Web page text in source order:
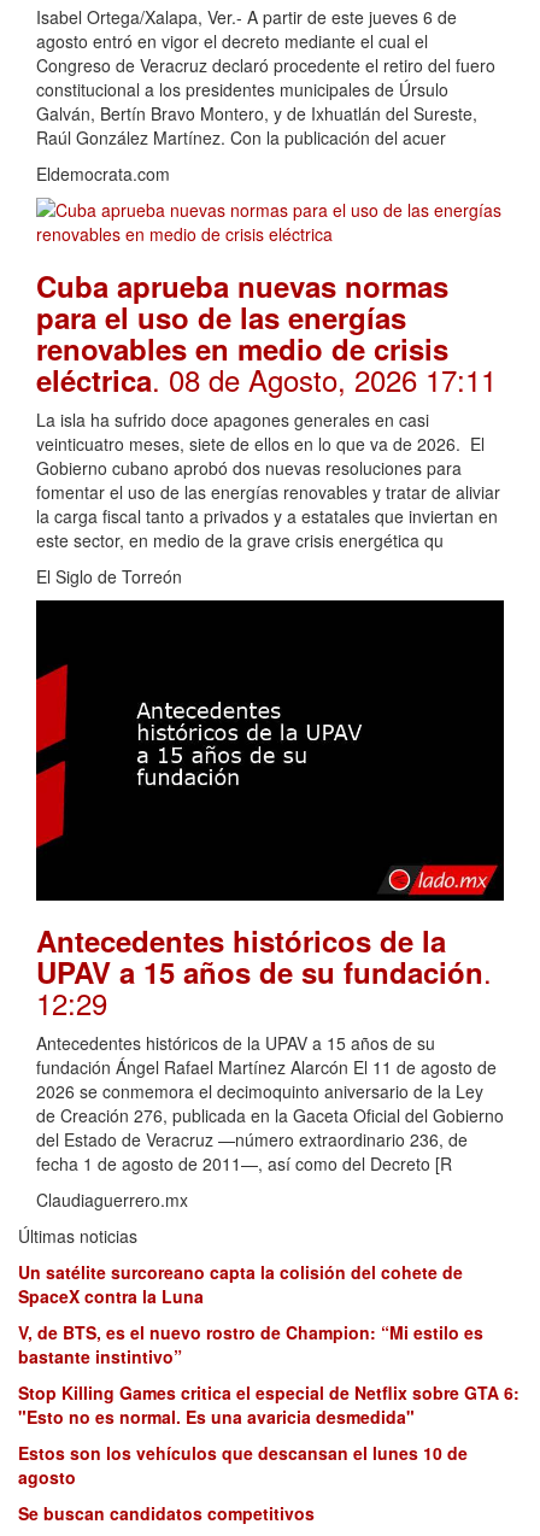
Isabel Ortega/Xalapa, Ver.- A partir de este jueves 6 de
agosto entró en vigor el decreto mediante el cual el
Congreso de Veracruz declaró procedente el retiro del fuero
constitucional a los presidentes municipales de Úrsulo
Galván, Bertín Bravo Montero, y de Ixhuatlán del Sureste,
Raúl González Martínez. Con la publicación del acuer
Eldemocrata.com
Cuba aprueba nuevas normas
para el uso de las energías
renovables en medio de crisis
eléctrica. 08 de Agosto, 2026 17:11
La isla ha sufrido doce apagones generales en casi
veinticuatro meses, siete de ellos en lo que va de 2026. El
Gobierno cubano aprobó dos nuevas resoluciones para
fomentar el uso de las energías renovables y tratar de aliviar
la carga fiscal tanto a privados y a estatales que inviertan en
este sector, en medio de la grave crisis energética qu
El Siglo de Torreón
Antecedentes históricos de la
UPAV a 15 años de su fundación.
12:29
Antecedentes históricos de la UPAV a 15 años de su
fundación Ángel Rafael Martínez Alarcón El 11 de agosto de
2026 se conmemora el decimoquinto aniversario de la Ley
de Creación 276, publicada en la Gaceta Oficial del Gobierno
del Estado de Veracruz —número extraordinario 236, de
fecha 1 de agosto de 2011—, así como del Decreto [R
Claudiaguerrero.mx
Últimas noticias
Un satélite surcoreano capta la colisión del cohete de
SpaceX contra la Luna
V, de BTS, es el nuevo rostro de Champion: “Mi estilo es
bastante instintivo”
Stop Killing Games critica el especial de Netflix sobre GTA 6:
"Esto no es normal. Es una avaricia desmedida"
Estos son los vehículos que descansan el lunes 10 de
agosto
Se buscan candidatos competitivos